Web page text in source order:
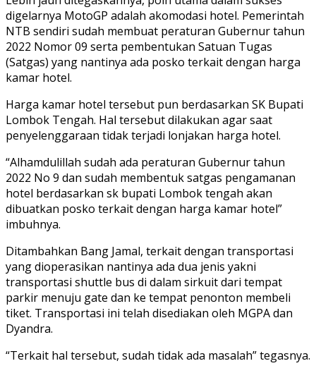
digelarnya MotoGP adalah akomodasi hotel. Pemerintah
NTB sendiri sudah membuat peraturan Gubernur tahun
2022 Nomor 09 serta pembentukan Satuan Tugas
(Satgas) yang nantinya ada posko terkait dengan harga
kamar hotel.
Harga kamar hotel tersebut pun berdasarkan SK Bupati
Lombok Tengah. Hal tersebut dilakukan agar saat
penyelenggaraan tidak terjadi lonjakan harga hotel.
“Alhamdulillah sudah ada peraturan Gubernur tahun
2022 No 9 dan sudah membentuk satgas pengamanan
hotel berdasarkan sk bupati Lombok tengah akan
dibuatkan posko terkait dengan harga kamar hotel”
imbuhnya.
Ditambahkan Bang Jamal, terkait dengan transportasi
yang dioperasikan nantinya ada dua jenis yakni
transportasi shuttle bus di dalam sirkuit dari tempat
parkir menuju gate dan ke tempat penonton membeli
tiket. Transportasi ini telah disediakan oleh MGPA dan
Dyandra.
“Terkait hal tersebut, sudah tidak ada masalah” tegasnya.